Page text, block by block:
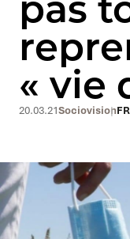
« vie
20.03.21SociovisionFR